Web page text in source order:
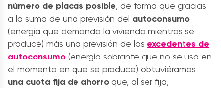
número de placas posible, de forma que gracias
a la suma de una previsión del autoconsumo
(energía que demanda la vivienda mientras se
produce) más una previsión de los excedentes de
autoconsumo (energía sobrante que no se usa en
el momento en que se produce) obtuviéramos
una cuota fija de ahorro que, al ser fija,